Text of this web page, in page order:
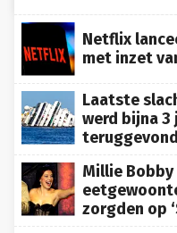
Netflix
met inzet
Laatste
werd bijna 3
Millie
zorgden op